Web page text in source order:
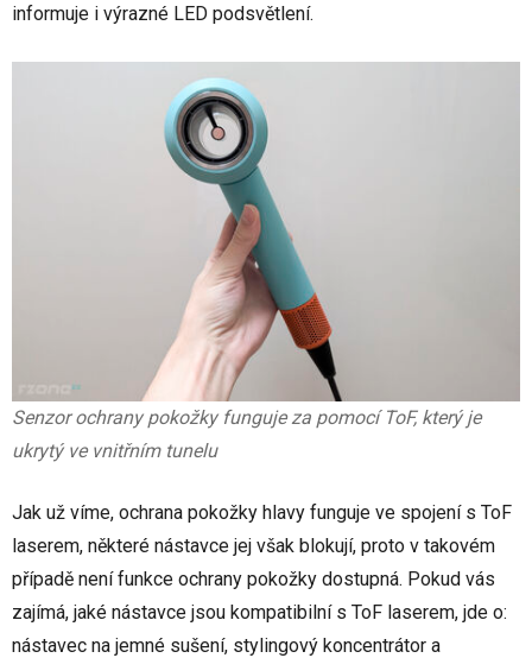
informuje i výrazné LED podsvětlení.
Senzor ochrany pokožky funguje za pomocí ToF, který je
ukrytý ve vnitřním tunelu
Jak už víme, ochrana pokožky hlavy funguje ve spojení s ToF
laserem, některé nástavce jej však blokují, proto v takovém
případě není funkce ochrany pokožky dostupná. Pokud vás
zajímá, jaké nástavce jsou kompatibilní s ToF laserem, jde o:
nástavec na jemné sušení, stylingový koncentrátor a